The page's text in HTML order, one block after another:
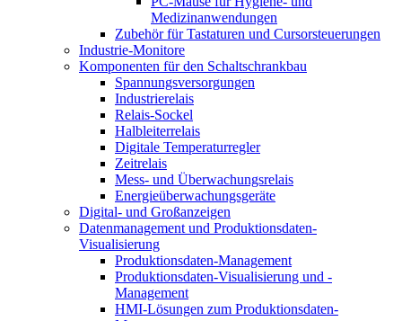
Medizinanwendungen
Zubehör für Tastaturen und Cursorsteuerungen
Industrie-Monitore
Komponenten für den Schaltschrankbau
Spannungsversorgungen
Industrierelais
Relais-Sockel
Halbleiterrelais
Digitale Temperaturregler
Zeitrelais
Mess- und Überwachungsrelais
Energieüberwachungsgeräte
Digital- und Großanzeigen
Datenmanagement und Produktionsdaten-
Visualisierung
Produktionsdaten-Management
Produktionsdaten-Visualisierung und -
Management
HMI-Lösungen zum Produktionsdaten-